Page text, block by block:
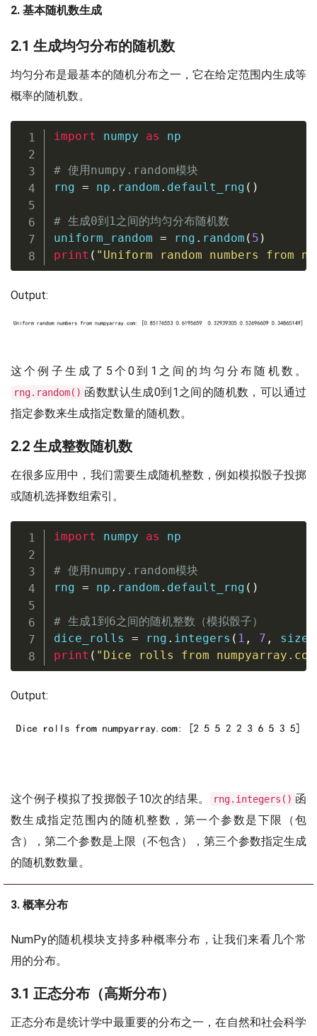
2. 基本随机数生成
2.1 生成均匀分布的随机数
均匀分布是最基本的随机分布之一，它在给定范围内生成等
概率的随机数。
import numpy as np
# 使用numpy.random模块
rng = np . random . default_rng ( )
# 生成0到1之间的均匀分布随机数
uniform_random = rng . random ( 5 )
print ( "Uniform random numbers from
Output:
这个例子生成了5个0到1之间的均匀分布随机数。
rng.random() 函数默认生成0到1之间的随机数，可以通过
指定参数来生成指定数量的随机数。
2.2 生成整数随机数
在很多应用中，我们需要生成随机整数，例如模拟骰子投掷
或随机选择数组索引。
import numpy as np
# 使用numpy.random模块
rng = np . random . default_rng ( )
# 生成1到6之间的随机整数（模拟骰子）
dice_rolls = rng . integers ( 1 , 7 , size
print ( "Dice rolls from
Output:
这个例子模拟了投掷骰子10次的结果。 rng.integers() 函
数生成指定范围内的随机整数，第一个参数是下限（包
含），第二个参数是上限（不包含），第三个参数指定生成
的随机数数量。
3. 概率分布
NumPy的随机模块支持多种概率分布，让我们来看几个常
用的分布。
3.1 正态分布（高斯分布）
正态分布是统计学中最重要的分布之一，在自然和社会科学